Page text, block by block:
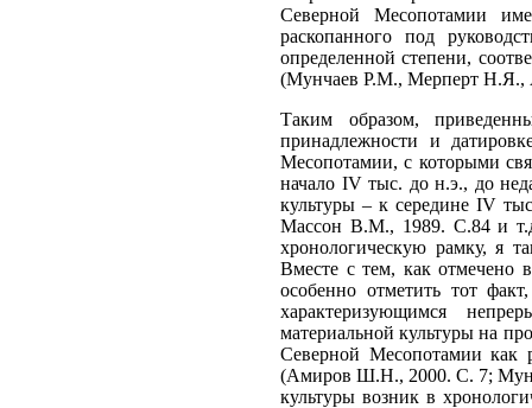
Северной Месопотамии
раскопанного под
определенной степени,
(Мунчаев Р.М., Мерперт
Таким образом,
принадлежности и
Месопотамии, с которыми
начало IV тыс. до н.э., до
культуры – к середине IV
Массон В.М., 1989. С.84 и
хронологическую рамку, я
Вместе с тем, как отмечено
особенно отметить тот
характеризующимся
материальной культуры на
Северной Месопотамии как
(Амиров Ш.Н., 2000. С. 7;
культуры возник в